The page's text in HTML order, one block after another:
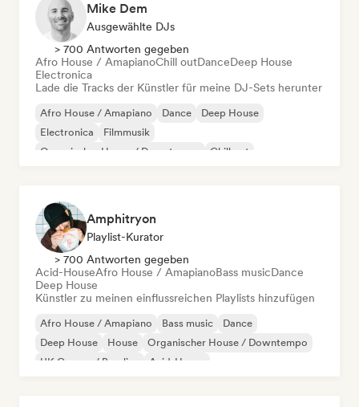
Mike Dem
Ausgewählte DJs
> 700 Antworten gegeben
Afro House / AmapianoChill outDanceDeep House
Electronica
Lade die Tracks der Künstler für meine DJ-Sets herunter
Afro House / Amapiano Dance
Deep House
Electronica
Filmmusik
Organischer House / Downtempo
Chill out
Amphitryon
Playlist-Kurator
> 700 Antworten gegeben
Acid-HouseAfro House / AmapianoBass musicDance
Deep House
Künstler zu meinen einflussreichen Playlists hinzufügen
Afro House / Amapiano Bass music
Dance
Deep House
House
Organischer House / Downtempo
UK Garage / Bassline
Acid-House